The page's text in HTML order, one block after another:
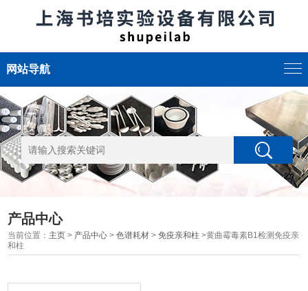
网站导航
产品中心
当前位置： 主页 > 产品中心 >色谱耗材 >免疫亲和柱 >黄曲霉毒素B1检测免疫亲
和柱